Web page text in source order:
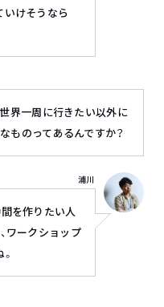
いけそうなら
世界一周に行きたい以外に
ものってあるんですか？
を作りたい人
ワークショップ
浦川